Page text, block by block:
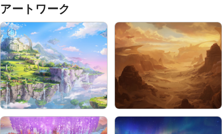
アートワーク